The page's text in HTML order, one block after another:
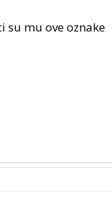
su mu ove oznake